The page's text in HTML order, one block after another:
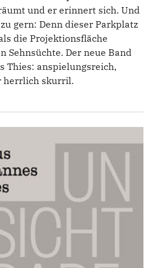
und er erinnert sich. Und
gern: Denn dieser Parkplatz
die Projektionsfläche
Sehnsüchte. Der neue Band
Thies: anspielungsreich,
herrlich skurril.